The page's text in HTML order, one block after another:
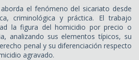
el fenómeno del sicariato desde
criminológica y práctica. El trabajo
la figura del homicidio por precio o
analizando sus elementos típicos, su
penal y su diferenciación respecto
agravado.